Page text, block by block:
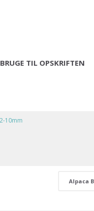
TIL OPSKRIFTEN
10mm